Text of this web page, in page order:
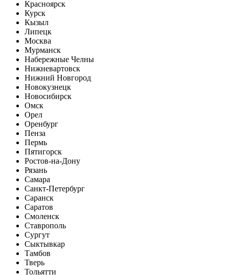
Красноярск
Курск
Кызыл
Липецк
Москва
Мурманск
Набережные Челны
Нижневартовск
Нижний Новгород
Новокузнецк
Новосибирск
Омск
Орел
Оренбург
Пенза
Пермь
Пятигорск
Ростов-на-Дону
Рязань
Самара
Санкт-Петербург
Саранск
Саратов
Смоленск
Ставрополь
Сургут
Сыктывкар
Тамбов
Тверь
Тольятти